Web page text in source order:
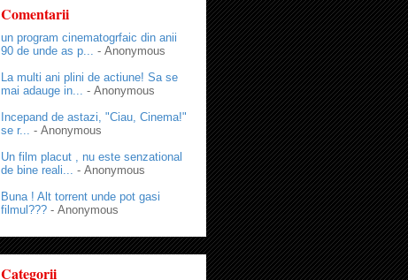
Comentarii
un program cinematogrfaic din anii
90 de unde as p... - Anonymous
La multi ani plini de actiune! Sa se
mai adauge in... - Anonymous
Incepand de astazi, "Ciau, Cinema!"
se r... - Anonymous
Un film placut , nu este senzational
de bine reali... - Anonymous
Buna ! Alt torrent unde pot gasi
filmul??? - Anonymous
Categorii